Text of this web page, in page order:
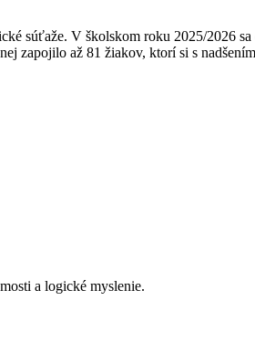
súťaže. V školskom roku 2025/2026
zapojilo až 81 žiakov, ktorí si s
a logické myslenie.